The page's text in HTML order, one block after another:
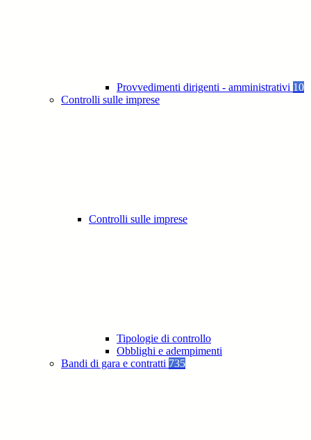
Provvedimenti dirigenti - amministrativi 10
Controlli sulle imprese
Controlli sulle imprese
Tipologie di controllo
Obblighi e adempimenti
Bandi di gara e contratti 735